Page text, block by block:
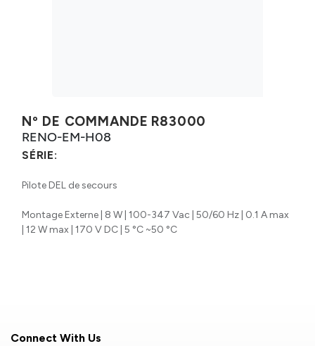
Nº DE COMMANDE R83000
RENO-EM-H08
SÉRIE:
Pilote DEL de secours
Montage Externe | 8 W | 100-347 Vac | 50/60 Hz | 0.1 A max
| 12 W max | 170 V DC | 5 °C ~50 °C
Connect With Us